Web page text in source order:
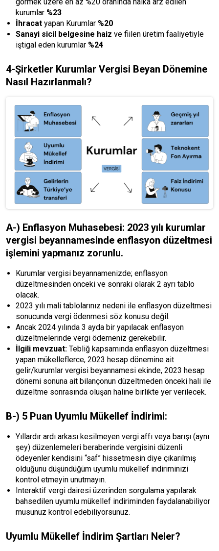
kurumlar %23
İhracat yapan Kurumlar %20
Sanayi sicil belgesine haiz ve fiilen üretim faaliyetiyle
iştigal eden kurumlar %24
4-Şirketler Kurumlar Vergisi Beyan Dönemine
Nasıl Hazırlanmalı?
A-) Enflasyon Muhasebesi: 2023 yılı kurumlar
vergisi beyannamesinde enflasyon düzeltmesi
işlemini yapmanız zorunlu.
Kurumlar vergisi beyannamenizde; enflasyon
düzeltmesinden önceki ve sonraki olarak 2 ayrı tablo
olacak.
2023 yılı mali tablolarınız nedeni ile enflasyon düzeltmesi
sonucunda vergi ödenmesi söz konusu değil.
Ancak 2024 yılında 3 ayda bir yapılacak enflasyon
düzeltmelerinde vergi ödemeniz gerekebilir.
İlgili mevzuat: Tebliğ kapsamında enflasyon düzeltmesi
yapan mükelleflerce, 2023 hesap dönemine ait
gelir/kurumlar vergisi beyannamesi ekinde, 2023 hesap
dönemi sonuna ait bilançonun düzeltmeden önceki hali ile
düzeltme sonrasında oluşan haline birlikte yer verilecek.
B-) 5 Puan Uyumlu Mükellef İndirimi:
Yıllardır ardı arkası kesilmeyen vergi affı veya barışı (aynı
şey) düzenlemeleri beraberinde vergisini düzenli
ödeyenler kendisini “saf” hissetmesin diye çıkarılmış
olduğunu düşündüğüm uyumlu mükellef indiriminizi
kontrol etmeyin unutmayın.
Interaktif vergi dairesi üzerinden sorgulama yapılarak
bahsedilen uyumlu mükellef indiriminden faydalanabiliyor
musunuz kontrol edebiliyorsunuz.
Uyumlu Mükellef İndirim Şartları Neler?